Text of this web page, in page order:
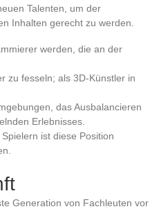
Talenten, um der
Inhalten gerecht zu werden.
werden, die an der
zu fesseln; als 3D-Künstler in
das Ausbalancieren
Erlebnisses.
ist diese Position
Generation von Fachleuten vor